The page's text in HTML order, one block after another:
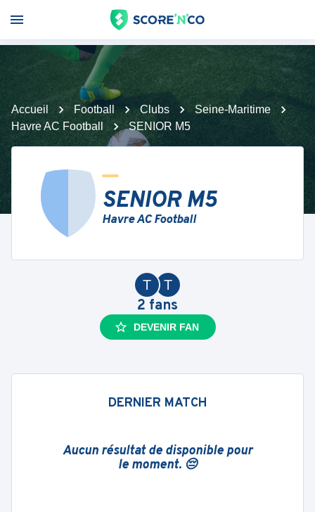
Accueil Football Clubs
Seine-Maritime
Havre AC Football
SENIOR M5
SENIOR M5
Havre AC Football
T
T
2 fans
DEVENIR FAN
DERNIER MATCH
Aucun résultat de disponible pour
le moment. 😔